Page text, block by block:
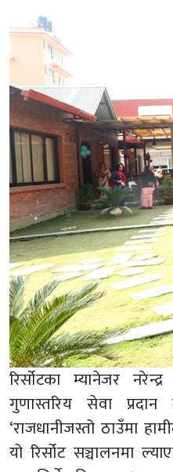
रिर्सोटका म्यानेजर
गुणास्तरिय सेवा
‘राजधानीजस्तो ठाउँमा
यो रिर्सोट सञ्चालनमा